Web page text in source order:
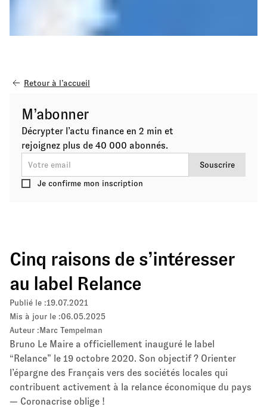
Retour à l’accueil
M’abonner
Décrypter l’actu finance en 2 min et
rejoignez plus de 40 000 abonnés.
Je confirme mon inscription
Cinq raisons de s’intéresser
au label Relance
Publié le :19.07.2021
Mis à jour le :06.05.2025
Auteur :Marc Tempelman
Bruno Le Maire a officiellement inauguré le label
“Relance” le 19 octobre 2020. Son objectif ? Orienter
l’épargne des Français vers des sociétés locales qui
contribuent activement à la relance économique du pays
— Coronacrise oblige !